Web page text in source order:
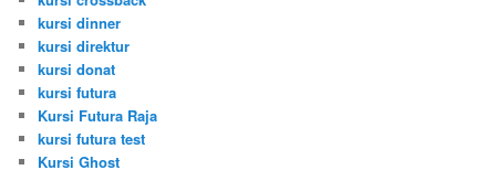
kursi dinner
kursi direktur
kursi donat
kursi futura
Kursi Futura Raja
kursi futura test
Kursi Ghost